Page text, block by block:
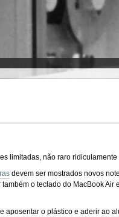
limitadas, não raro
devem ser mostrados novos
o teclado do MacBook
aposentar o plástico e aderir ao